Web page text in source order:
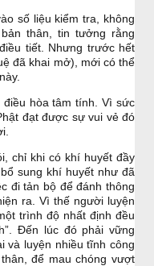
số liệu kiểm tra, không
thân, tin tưởng rằng
tiết. Nhưng trước hết
đã khai mở), mới có thể
hòa tâm tính. Vì sức
đạt được sự vui vẻ đó
chỉ khi có khí huyết đầy
sung khí huyết như đã
đi tản bộ để đánh thông
ra. Vì thế người luyện
trình độ nhất định đều
Đến lúc đó phải vững
và luyện nhiều tĩnh công
để mau chóng vượt